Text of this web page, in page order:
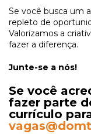
Se você busca um
repleto de
Valorizamos a
fazer a diferença.
Junte-se a nós!
Se você
fazer parte
currículo